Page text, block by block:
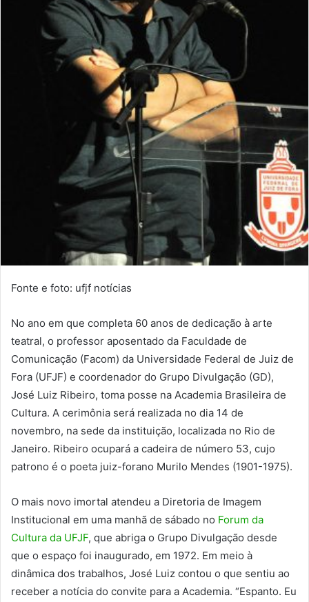
Fonte e foto: ufjf notícias
No ano em que completa 60 anos de dedicação à arte
teatral, o professor aposentado da Faculdade de
Comunicação (Facom) da Universidade Federal de Juiz de
Fora (UFJF) e coordenador do Grupo Divulgação (GD),
José Luiz Ribeiro, toma posse na Academia Brasileira de
Cultura. A cerimônia será realizada no dia 14 de
novembro, na sede da instituição, localizada no Rio de
Janeiro. Ribeiro ocupará a cadeira de número 53, cujo
patrono é o poeta juiz-forano Murilo Mendes (1901-1975).
O mais novo imortal atendeu a Diretoria de Imagem
Institucional em uma manhã de sábado no Forum da
Cultura da UFJF, que abriga o Grupo Divulgação desde
que o espaço foi inaugurado, em 1972. Em meio à
dinâmica dos trabalhos, José Luiz contou o que sentiu ao
receber a notícia do convite para a Academia. “Espanto. Eu